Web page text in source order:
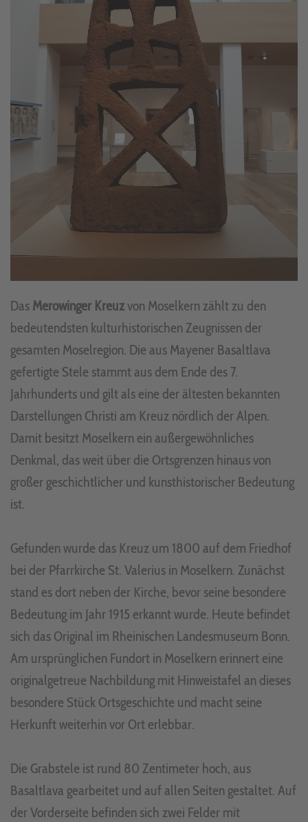
Das Merowinger Kreuzvon Moselkern zählt zu den
bedeutendsten kulturhistorischen Zeugnissen der
gesamten Moselregion. Die aus Mayener Basaltlava
gefertigte Stele stammt aus dem Ende des 7.
Jahrhunderts und gilt als eine der ältesten bekannten
Darstellungen Christi am Kreuz nördlich der Alpen.
Damit besitzt Moselkern ein außergewöhnliches
Denkmal, das weit über die Ortsgrenzen hinaus von
großer geschichtlicher und kunsthistorischer Bedeutung
ist.
Gefunden wurde das Kreuz um 1800 auf dem Friedhof
bei der Pfarrkirche St. Valerius in Moselkern. Zunächst
stand es dort neben der Kirche, bevor seine besondere
Bedeutung im Jahr 1915 erkannt wurde. Heute befindet
sich das Original im Rheinischen Landesmuseum Bonn.
Am ursprünglichen Fundort in Moselkern erinnert eine
originalgetreue Nachbildung mit Hinweistafel an dieses
besondere Stück Ortsgeschichte und macht seine
Herkunft weiterhin vor Ort erlebbar.
Die Grabstele ist rund 80 Zentimeter hoch, aus
Basaltlava gearbeitet und auf allen Seiten gestaltet. Auf
der Vorderseite befinden sich zwei Felder mit